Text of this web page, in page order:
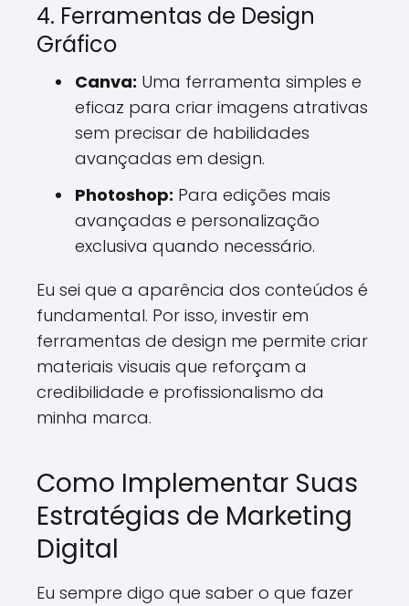
4. Ferramentas de Design
Gráfico
Canva: Uma ferramenta simples e
eficaz para criar imagens atrativas
sem precisar de habilidades
avançadas em design.
Photoshop: Para edições mais
avançadas e personalização
exclusiva quando necessário.
Eu sei que a aparência dos conteúdos é
fundamental. Por isso, investir em
ferramentas de design me permite criar
materiais visuais que reforçam a
credibilidade e profissionalismo da
minha marca.
Como Implementar Suas
Estratégias de Marketing
Digital
Eu sempre digo que saber o que fazer